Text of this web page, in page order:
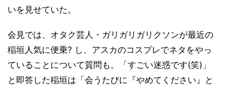
いを見せていた。
会見では、オタク芸人・ガリガリガリクソンが最近の
稲垣人気に便乗? し、アスカのコスプレでネタをやっ
ていることについて質問も。「すごい迷惑です(笑)」
と即答した稲垣は「会うたびに『やめてください』と